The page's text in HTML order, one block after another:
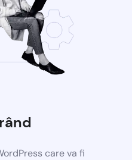
care va fi